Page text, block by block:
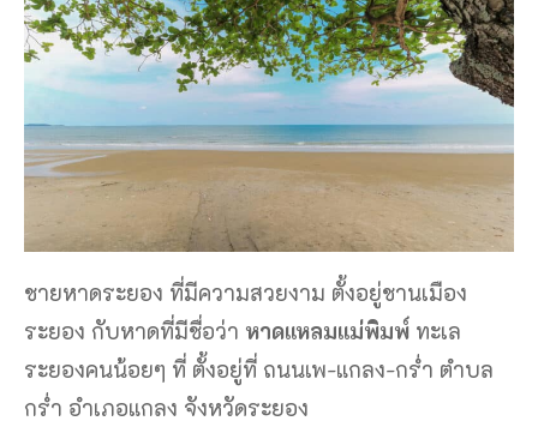
ชายหาดระยอง ที่มีความสวยงาม ตั้งอยู่ชานเมือง
ระยอง กับหาดที่มีชื่อว่า หาดแหลมแม่พิมพ์ ทะเล
ระยองคนน้อยๆ ที่ ตั้งอยู่ที่ ถนนเพ-แกลง-กร่ำ ตำบล
กร่ำ อำเภอแกลง จังหวัดระยอง